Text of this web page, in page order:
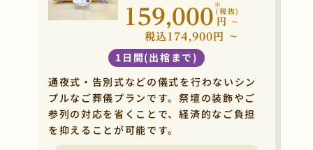
159,000
※
円
(税抜)
~
税込174,900円 ~
1日間(出棺まで)
通夜式・告別式などの儀式を行わないシン
プルなご葬儀プランです。祭壇の装飾やご
参列の対応を省くことで、経済的なご負担
を抑えることが可能です。